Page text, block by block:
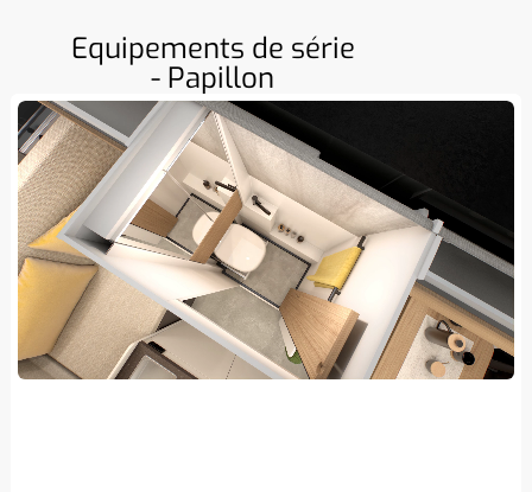
Equipements de série
- Papillon